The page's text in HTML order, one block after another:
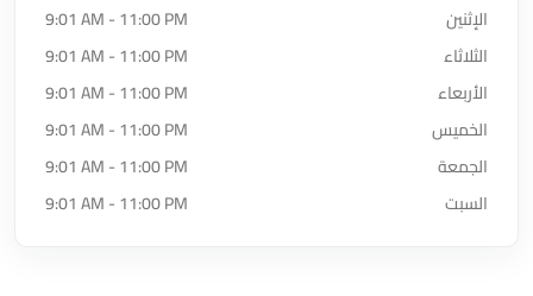
الإثنين
9:01 AM - 11:00 PM
الثلاثاء
9:01 AM - 11:00 PM
الأربعاء
9:01 AM - 11:00 PM
الخميس
9:01 AM - 11:00 PM
الجمعة
9:01 AM - 11:00 PM
السبت
9:01 AM - 11:00 PM